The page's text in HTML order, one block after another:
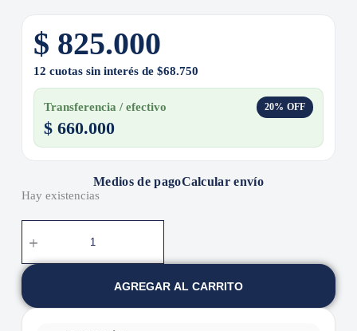
$ 825.000
12 cuotas sin interés de $68.750
Transferencia / efectivo 20% OFF
$660.000
Medios de pagoCalcular envío
Hay existencias
AGREGAR AL CARRITO